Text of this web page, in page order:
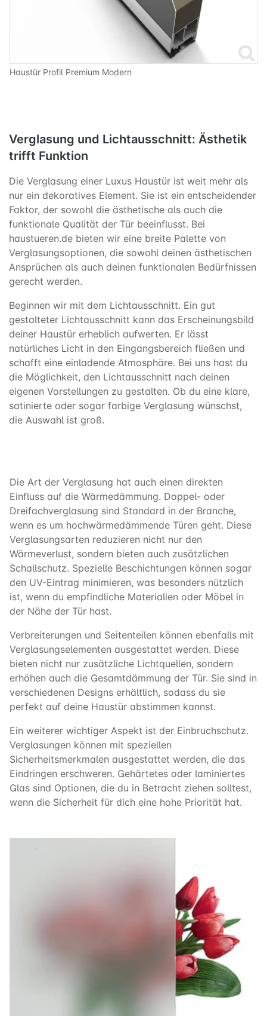
Haustür Profil Premium Modern
Verglasung und Lichtausschnitt: Ästhetik
trifft Funktion
Die Verglasung einer Luxus Haustür ist weit mehr als
nur ein dekoratives Element. Sie ist ein entscheidender
Faktor, der sowohl die ästhetische als auch die
funktionale Qualität der Tür beeinflusst. Bei
haustueren.de bieten wir eine breite Palette von
Verglasungsoptionen, die sowohl deinen ästhetischen
Ansprüchen als auch deinen funktionalen Bedürfnissen
gerecht werden.
Beginnen wir mit dem Lichtausschnitt. Ein gut
gestalteter Lichtausschnitt kann das Erscheinungsbild
deiner Haustür erheblich aufwerten. Er lässt
natürliches Licht in den Eingangsbereich fließen und
schafft eine einladende Atmosphäre. Bei uns hast du
die Möglichkeit, den Lichtausschnitt nach deinen
eigenen Vorstellungen zu gestalten. Ob du eine klare,
satinierte oder sogar farbige Verglasung wünschst,
die Auswahl ist groß.
Die Art der Verglasung hat auch einen direkten
Einfluss auf die Wärmedämmung. Doppel- oder
Dreifachverglasung sind Standard in der Branche,
wenn es um hochwärmedämmende Türen geht. Diese
Verglasungsarten reduzieren nicht nur den
Wärmeverlust, sondern bieten auch zusätzlichen
Schallschutz. Spezielle Beschichtungen können sogar
den UV-Eintrag minimieren, was besonders nützlich
ist, wenn du empfindliche Materialien oder Möbel in
der Nähe der Tür hast.
Verbreiterungen und Seitenteilen können ebenfalls mit
Verglasungselementen ausgestattet werden. Diese
bieten nicht nur zusätzliche Lichtquellen, sondern
erhöhen auch die Gesamtdämmung der Tür. Sie sind in
verschiedenen Designs erhältlich, sodass du sie
perfekt auf deine Haustür abstimmen kannst.
Ein weiterer wichtiger Aspekt ist der Einbruchschutz.
Verglasungen können mit speziellen
Sicherheitsmerkmalen ausgestattet werden, die das
Eindringen erschweren. Gehärtetes oder laminiertes
Glas sind Optionen, die du in Betracht ziehen solltest,
wenn die Sicherheit für dich eine hohe Priorität hat.